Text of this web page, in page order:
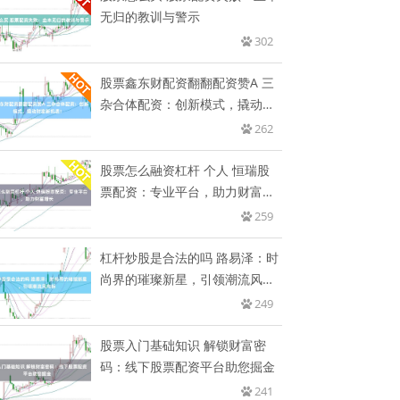
无归的教训与警示
302
股票鑫东财配资翻翻配资赞A 三
杂合体配资：创新模式，撬动财
262
股票怎么融资杠杆 个人 恒瑞股
票配资：专业平台，助力财富增
259
杠杆炒股是合法的吗 路易泽：时
尚界的璀璨新星，引领潮流风向
249
股票入门基础知识 解锁财富密
码：线下股票配资平台助您掘金
241